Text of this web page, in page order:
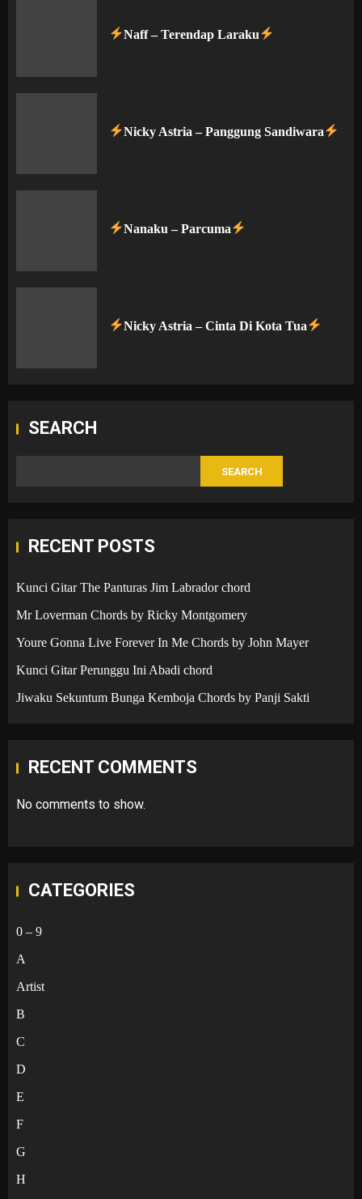
Naff – Terendap Laraku
Nicky Astria – Panggung Sandiwara
Nanaku – Parcuma
Nicky Astria – Cinta Di Kota Tua
SEARCH
SEARCH
RECENT POSTS
Kunci Gitar The Panturas Jim Labrador chord
Mr Loverman Chords by Ricky Montgomery
Youre Gonna Live Forever In Me Chords by John Mayer
Kunci Gitar Perunggu Ini Abadi chord
Jiwaku Sekuntum Bunga Kemboja Chords by Panji Sakti
RECENT COMMENTS
No comments to show.
CATEGORIES
0 – 9
A
Artist
B
C
D
E
F
G
H